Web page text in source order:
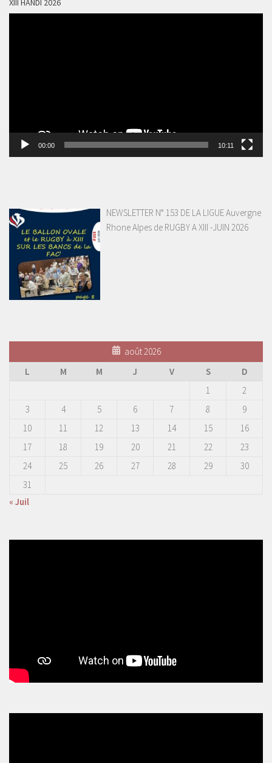
XIII HANDI 2026
00:00 10:11
NEWSLETTER N° 153 DE LA LIGUE Auvergne
Rhone Alpes de RUGBY A XIII -JUIN 2026
août 2026
L
M M J V S
D
1
2
3
4 5 6 7 8
9
10
11 12 13 14 15
16
17
18 19 20 21 22
23
24
25 26 27 28 29
30
31
« Juil